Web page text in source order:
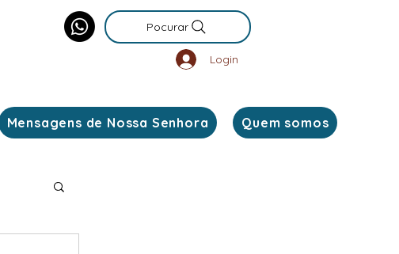
Pocurar
Login
Mensagens de Nossa Senhora Quem somos